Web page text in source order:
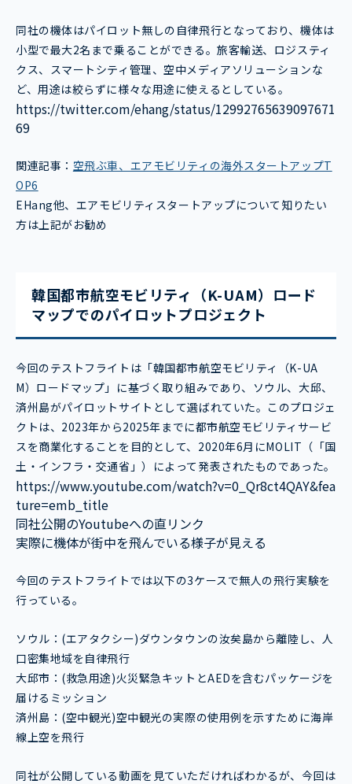
同社の機体はパイロット無しの自律飛行となっており、機体は
小型で最大2名まで乗ることができる。旅客輸送、ロジスティ
クス、スマートシティ管理、空中メディアソリューションな
ど、用途は絞らずに様々な用途に使えるとしている。
https://twitter.com/ehang/status/12992765639097671
69
関連記事： 空飛ぶ車、エアモビリティの海外スタートアップT
OP6
EHang他、エアモビリティスタートアップについて知りたい
方は上記がお勧め
韓国都市航空モビリティ（K-UAM）ロード
マップでのパイロットプロジェクト
今回のテストフライトは「韓国都市航空モビリティ（K-UA
M）ロードマップ」に基づく取り組みであり、ソウル、大邱、
済州島がパイロットサイトとして選ばれていた。このプロジェ
クトは、2023年から2025年までに都市航空モビリティサービ
スを商業化することを目的として、2020年6月にMOLIT（「国
土・インフラ・交通省」）によって発表されたものであった。
https://www.youtube.com/watch?v=0_Qr8ct4QAY&fea
ture=emb_title
同社公開のYoutubeへの直リンク
実際に機体が街中を飛んでいる様子が見える
今回のテストフライトでは以下の3ケースで無人の飛行実験を
行っている。
ソウル：(エアタクシー)ダウンタウンの汝矣島から離陸し、人
口密集地域を自律飛行
大邱市：(救急用途)火災緊急キットとAEDを含むパッケージを
届けるミッション
済州島：(空中観光)空中観光の実際の使用例を示すために海岸
線上空を飛行
同社が公開している動画を見ていただければわかるが、今回は